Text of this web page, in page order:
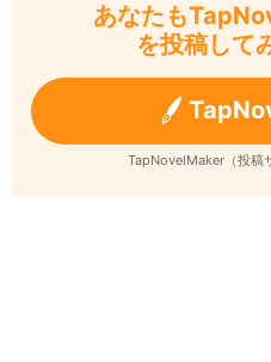
あなたも
を投稿して
TapNovelMaker（投稿